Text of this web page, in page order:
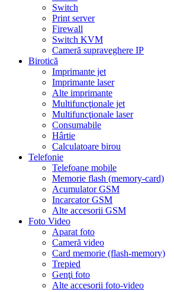
Switch
Print server
Firewall
Switch KVM
Cameră supraveghere IP
Birotică
Imprimante jet
Imprimante laser
Alte imprimante
Multifuncţionale jet
Multifuncţionale laser
Consumabile
Hârtie
Calculatoare birou
Telefonie
Telefoane mobile
Memorie flash (memory-card)
Acumulator GSM
Incarcator GSM
Alte accesorii GSM
Foto Video
Aparat foto
Cameră video
Card memorie (flash-memory)
Trepied
Genţi foto
Alte accesorii foto-video